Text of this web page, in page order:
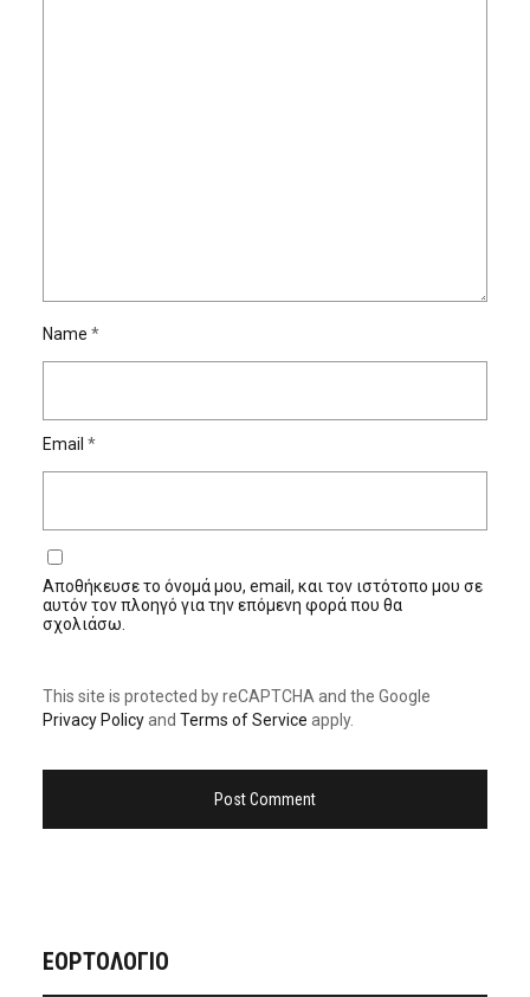
Name *
Email *
Αποθήκευσε το όνομά μου, email, και τον ιστότοπο μου σε
αυτόν τον πλοηγό για την επόμενη φορά που θα
σχολιάσω.
This site is protected by reCAPTCHA and the Google
Privacy Policyand Terms of Service apply.
ΕΟΡΤΟΛΟΓΙΟ